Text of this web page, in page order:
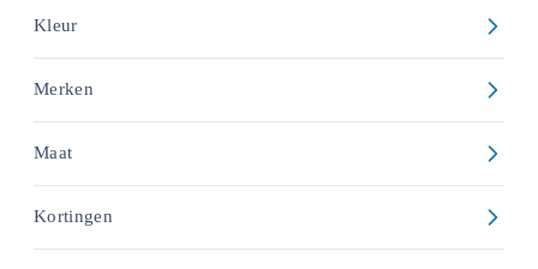
Kleur
Merken
Maat
Kortingen